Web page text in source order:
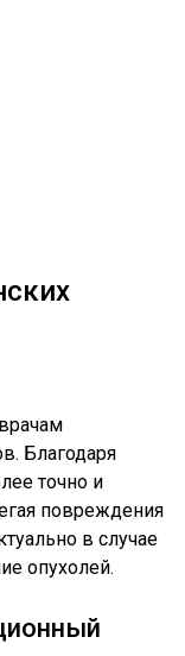
Благодаря
точно и
повреждения
в случае
опухолей.